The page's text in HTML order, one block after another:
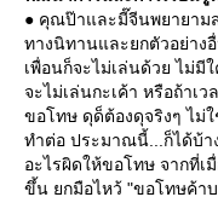
● คุณป๊าและมี๊จีนพยายาม
ทางนิทานและยกตัวอย่าง
เพื่อนก็จะไม่เล่นด้วย ไม่มี
จะไม่เล่นกะเค้า หรือถ้าเ
ขอโทษ ดุด็ต้องดุจริงๆ ไม่
ทำต่อ ประมาณนี้...ก็ได้บ้า
อะไรผิดให้ขอโทษ จากที่เ
ขึ้น ยกมือไหว้ "ขอโทษค้า